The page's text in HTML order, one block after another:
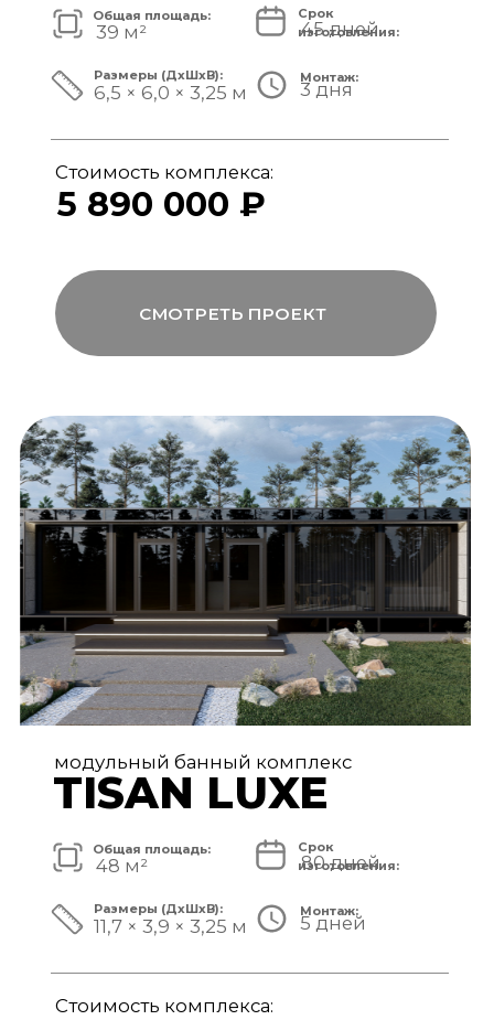
АРХИТЕКТУРА И ЭКСТЕРЬЕР